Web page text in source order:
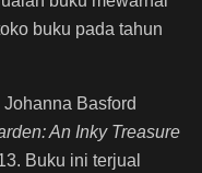
buku pada tahun
Basford
An Inky Treasure
Buku ini terjual